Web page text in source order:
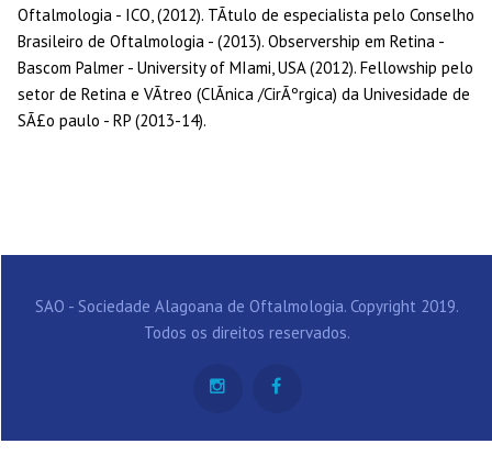
Oftalmologia - ICO, (2012). TÃ­tulo de especialista pelo Conselho
Brasileiro de Oftalmologia - (2013). Observership em Retina -
Bascom Palmer - University of MIami, USA (2012). Fellowship pelo
setor de Retina e VÃ­treo (ClÃ­nica /CirÃºrgica) da Univesidade de
SÃ£o paulo - RP (2013-14).
SAO - Sociedade Alagoana de Oftalmologia. Copyright 2019.
Todos os direitos reservados.